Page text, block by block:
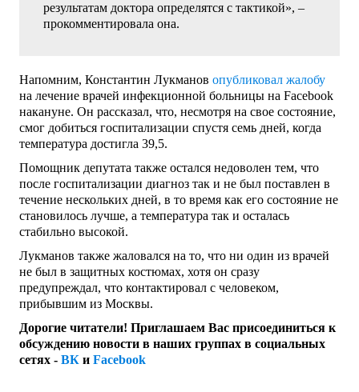
результатам доктора определятся с тактикой», –
прокомментировала она.
Напомним, Константин Лукманов опубликовал жалобу
на лечение врачей инфекционной больницы на Facebook
накануне. Он рассказал, что, несмотря на свое состояние,
смог добиться госпитализации спустя семь дней, когда
температура достигла 39,5.
Помощник депутата также остался недоволен тем, что
после госпитализации диагноз так и не был поставлен в
течение нескольких дней, в то время как его состояние не
становилось лучше, а температура так и осталась
стабильно высокой.
Лукманов также жаловался на то, что ни один из врачей
не был в защитных костюмах, хотя он сразу
предупреждал, что контактировал с человеком,
прибывшим из Москвы.
Дорогие читатели! Приглашаем Вас присоединиться к
обсуждению новости в наших группах в социальных
сетях - ВК и Facebook